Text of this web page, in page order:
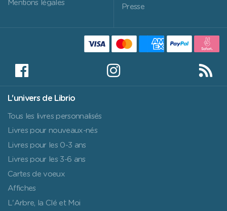
Mentions légales
Presse
L'univers de Librio
Tous les livres personnalisés
Livres pour nouveaux-nés
Livres pour les 0-3 ans
Livres pour les 3-6 ans
Cartes de voeux
Affiches
L'Arbre, la Clé et Moi